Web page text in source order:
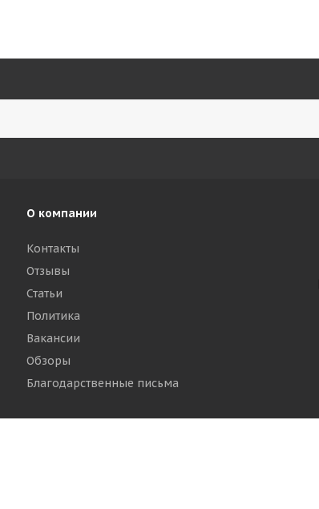
О компании
Контакты
Отзывы
Статьи
Политика
Вакансии
Обзоры
Благодарственные письма